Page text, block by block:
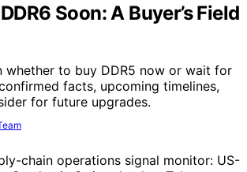
Soon: A Buyer’s Field
whether to buy DDR5 now or wait for
facts, upcoming timelines,
for future upgrades.